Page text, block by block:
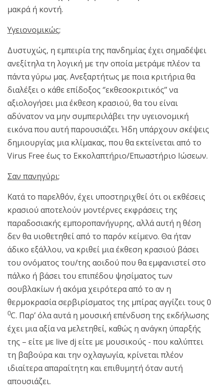
μακρά ή κοντή.
Υγειονομικώς;
Δυστυχώς, η εμπειρία της πανδημίας έχει σημαδέψει
ανεξίτηλα τη λογική με την οποία μετράμε πλέον τα
πάντα γύρω μας. Ανεξαρτήτως με ποια κριτήρια θα
διαλέξει ο κάθε επίδοξος ‘’εκθεσοκριτικός’’ να
αξιολογήσει μια έκθεση κρασιού, θα του είναι
αδύνατον να μην συμπεριλάβει την υγειονομική
εικόνα που αυτή παρουσιάζει. Ήδη υπάρχουν σκέψεις
δημιουργίας μια κλίμακας, που θα εκτείνεται από το
Virus Free έως το Εκκολαπτήριο/Επωαστήριο Ιώσεων.
Σαν πανηγύρι;
Κατά το παρελθόν, έχει υποστηριχθεί ότι οι εκθέσεις
κρασιού αποτελούν μοντέρνες εκφράσεις της
παραδοσιακής εμποροπανήγυρης, αλλά αυτή η θέση
δεν θα υιοθετηθεί από το παρόν κείμενο. Θα ήταν
άδικο εξάλλου, να κριθεί μια έκθεση κρασιού βάσει
του ονόματος του/της αοιδού που θα εμφανιστεί στο
πάλκο ή βάσει του επιπέδου ψησίματος των
σουβλακίων ή ακόμα χειρότερα από το αν η
θερμοκρασία σερβιρίσματος της μπίρας αγγίζει τους 0
0C. Παρ’ όλα αυτά η μουσική επένδυση της εκδήλωσης
έχει μια αξία να μελετηθεί, καθώς η ανάγκη ύπαρξής
της – είτε με live dj είτε με μουσικούς - που καλύπτει
τη βαβούρα και την οχλαγωγία, κρίνεται πλέον
ιδιαίτερα απαραίτητη και επιθυμητή όταν αυτή
απουσιάζει.